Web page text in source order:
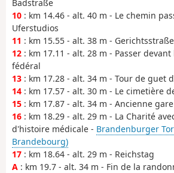
Badstraße
10 : km 14.46 - alt. 40 m - Le chemin
Uferstudios
11 : km 15.55 - alt. 38 m - Gerichtsstraße
12 : km 17.11 - alt. 28 m - Passer
fédéral
13 : km 17.28 - alt. 34 m - Tour de guet
14 : km 17.57 - alt. 30 m - Le cimetière
15 : km 17.87 - alt. 34 m - Ancienne
16 : km 18.29 - alt. 29 m - La Charité
d'histoire médicale - Brandenburger
Brandebourg)
17 : km 18.64 - alt. 29 m - Reichstag
A : km 19.7 - alt. 34 m - Fin de la